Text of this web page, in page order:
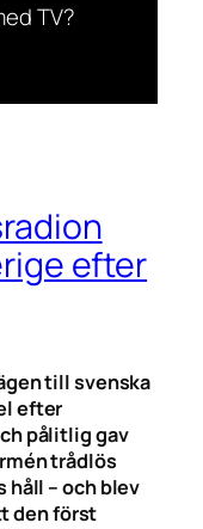
TV?
efter
till svenska
efter
pålitlig gav
trådlös
håll – och blev
den först